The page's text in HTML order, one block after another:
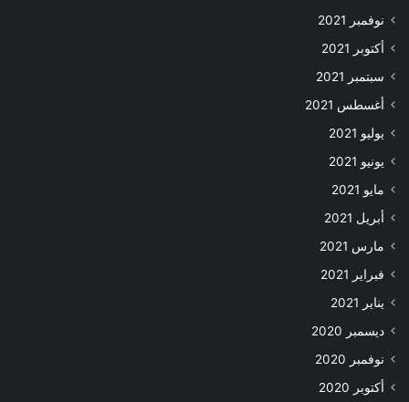
نوفمبر 2021
أكتوبر 2021
سبتمبر 2021
أغسطس 2021
يوليو 2021
يونيو 2021
مايو 2021
أبريل 2021
مارس 2021
فبراير 2021
يناير 2021
ديسمبر 2020
نوفمبر 2020
أكتوبر 2020